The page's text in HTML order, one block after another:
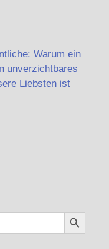
Warum ein
unverzichtbares
Liebsten ist
Search Button